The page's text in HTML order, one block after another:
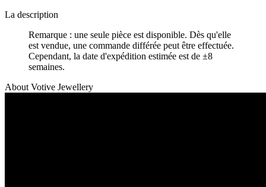
La description
Remarque : une seule pièce est disponible. Dès qu'elle
est vendue, une commande différée peut être effectuée.
Cependant, la date d'expédition estimée est de ±8
semaines.
About Votive Jewellery